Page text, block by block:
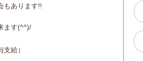
もあります!!
ます(^^)/
給）